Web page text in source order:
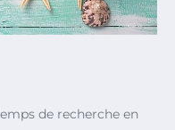
de recherche en